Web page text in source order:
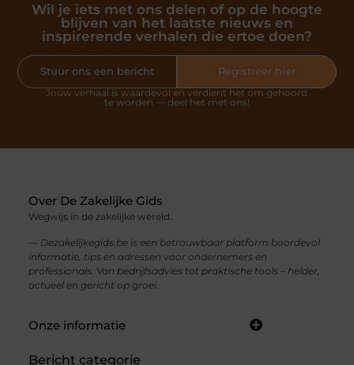
Wil je iets met ons delen of op de hoogte
blijven van het laatste nieuws en
inspirerende verhalen die ertoe doen?
Stuur ons een bericht
Registreer hier
Jouw verhaal is waardevol en verdient het om gehoord
te worden — deel het met ons!
Over De Zakelijke Gids
Wegwijs in de zakelijke wereld.
— Dezakelijkegids.be is een betrouwbaar platform boordevol
informatie, tips en adressen voor ondernemers en
professionals. Van bedrijfsadvies tot praktische tools – helder,
actueel en gericht op groei.
Onze informatie
Bericht categorie